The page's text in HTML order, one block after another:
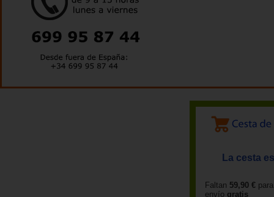
La cesta
Faltan 59,90 €
envío gratis